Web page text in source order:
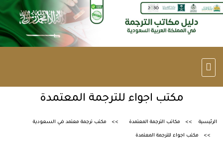
مكتب اجواء للترجمة المعتمدة
الرئيسية مكاتب الترجمة المعتمدة مكتب ترجمة معتمد في السعودية
مكتب اجواء للترجمة المعتمدة